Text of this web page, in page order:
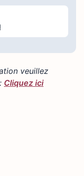
veuillez
Cliquez ici